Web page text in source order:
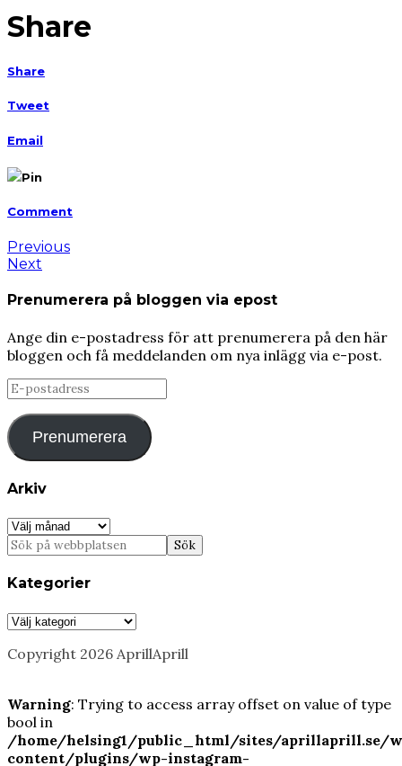
Share
Share
Tweet
Email
Pin
Comment
Previous
Next
Prenumerera på bloggen via epost
Ange din e-postadress för att prenumerera på den här
bloggen och få meddelanden om nya inlägg via e-post.
E-
postadress
Prenumerera
Arkiv
Arkiv
Kategorier
Kategorier
Copyright 2026 AprillAprill
Warning: Trying to access array offset on value of type
bool in
/home/helsing1/public_html/sites/aprillaprill.se/
content/plugins/wp-instagram-